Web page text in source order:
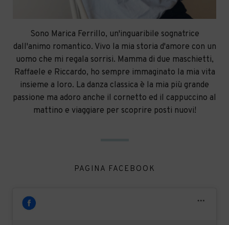
Sono Marica Ferrillo, un'inguaribile sognatrice
dall'animo romantico. Vivo la mia storia d'amore con un
uomo che mi regala sorrisi. Mamma di due maschietti,
Raffaele e Riccardo, ho sempre immaginato la mia vita
insieme a loro. La danza classica è la mia più grande
passione ma adoro anche il cornetto ed il cappuccino al
mattino e viaggiare per scoprire posti nuovi!
PAGINA FACEBOOK